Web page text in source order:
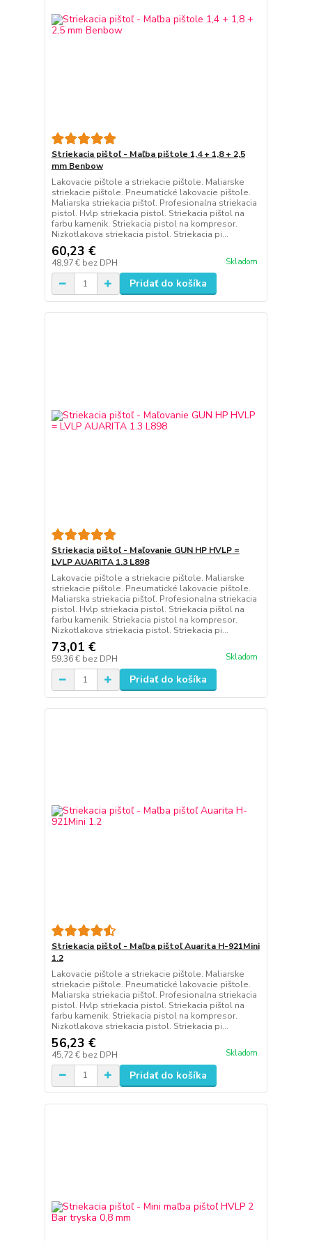
Striekacia pištoľ - Maľba pištole 1,4 + 1,8 + 2,5
mm Benbow
Lakovacie pištole a striekacie pištole. Maliarske
striekacie pištole. Pneumatické lakovacie pištole.
Maliarska striekacia pištoľ. Profesionalna striekacia
pistol. Hvlp striekacia pistol. Striekacia pištol na
farbu kamenik. Striekacia pistol na kompresor.
Nizkotlakova striekacia pistol. Striekacia pi...
60,23 €
48,97 € bez DPH Skladom
Pridať do košíka
Striekacia pištoľ - Maľovanie GUN HP HVLP =
LVLP AUARITA 1.3 L898
Lakovacie pištole a striekacie pištole. Maliarske
striekacie pištole. Pneumatické lakovacie pištole.
Maliarska striekacia pištoľ. Profesionalna striekacia
pistol. Hvlp striekacia pistol. Striekacia pištol na
farbu kamenik. Striekacia pistol na kompresor.
Nizkotlakova striekacia pistol. Striekacia pi...
73,01 €
59,36 € bez DPH Skladom
Pridať do košíka
Striekacia pištoľ - Maľba pištoľ Auarita H-921Mini
1.2
Lakovacie pištole a striekacie pištole. Maliarske
striekacie pištole. Pneumatické lakovacie pištole.
Maliarska striekacia pištoľ. Profesionalna striekacia
pistol. Hvlp striekacia pistol. Striekacia pištol na
farbu kamenik. Striekacia pistol na kompresor.
Nizkotlakova striekacia pistol. Striekacia pi...
56,23 €
45,72 € bez DPH Skladom
Pridať do košíka